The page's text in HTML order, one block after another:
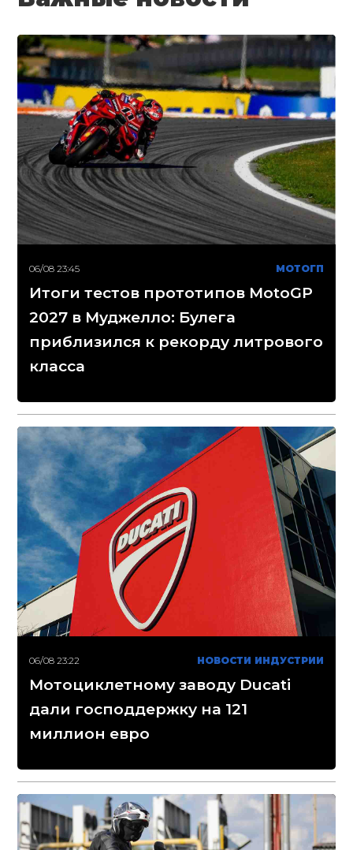
06/08 23:45 МОТОГП
Итоги тестов прототипов MotoGP
2027 в Муджелло: Булега
приблизился к рекорду литрового
класса
06/08 23:22 НОВОСТИ ИНДУСТРИИ
Мотоциклетному заводу Ducati
дали господдержку на 121
миллион евро